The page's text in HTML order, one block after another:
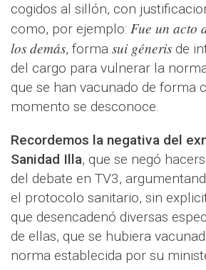
cogidos al sillón, con
como, por ejemplo: Fue un acto
los demás, forma sui géneris de
del cargo para vulnerar la
que se han vacunado de forma
momento se desconoce.
Recordemos la negativa del
Sanidad Illa, que se negó
del debate en TV3,
el protocolo sanitario, sin
que desencadenó diversas
de ellas, que se hubiera
norma establecida por su